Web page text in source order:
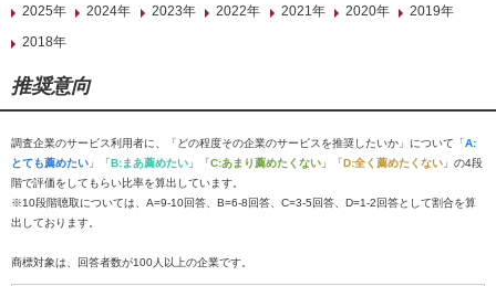
2025年
2024年 2023年 2022年 2021年 2020年
2019年
2018年
推奨意向
調査企業のサービス利用者に、「どの程度その企業のサービスを推奨したいか」について「A:
とても薦めたい 」「B:まあ薦めたい 」「C:あまり薦めたくない 」「D:全く薦めたくない 」の4段
階で評価をしてもらい比率を算出しています。
※10段階聴取については、A=9-10回答、B=6-8回答、C=3-5回答、D=1-2回答として割合を算
出しております。
商標対象は、回答者数が100人以上の企業です。